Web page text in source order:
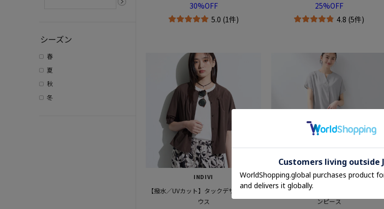
シーズン
春
夏
秋
冬
30%OFF
5.0 (1件)
25%OFF
4.8 (5件)
INDIVI
【撥水／UVカット】タックデザインブラ
ウス
INDIVI
【洗える／UVケア／麻調】スキッパーワ
ンピース